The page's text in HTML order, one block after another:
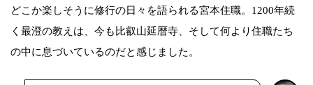
どこか楽しそうに修行の日々を語られる宮本住職。1200年続
く最澄の教えは、今も比叡山延暦寺、そして何より住職たち
の中に息づいているのだと感じました。